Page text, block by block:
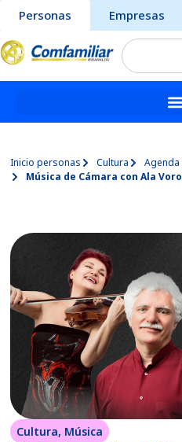
Personas
Empresas
Inicio personas Cultura
Agenda
Música de Cámara con Ala
Cultura, Música